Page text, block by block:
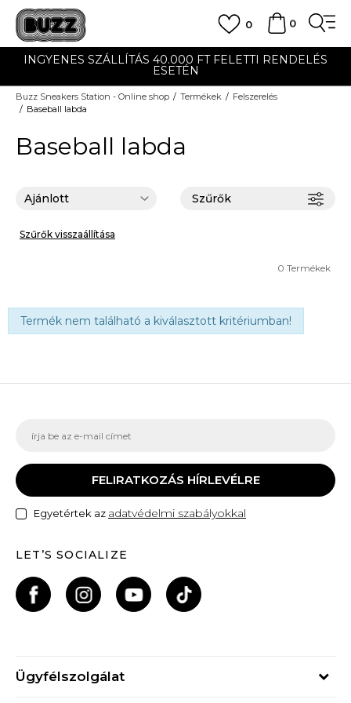
0
0
INGYENES SZÁLLÍTÁS 40.000 FT FELETTI RENDELÉS
ESETÉN
Buzz Sneakers Station - Online shop Termékek
Felszerelés
Baseball labda
Baseball labda
Szűrők
Szűrők visszaállítása
0 Termékek
Termék nem található a kiválasztott kritériumban!
FELIRATKOZÁS HÍRLEVÉLRE
Egyetértek az adatvédelmi szabályokkal
LET’S SOCIALIZE
Ügyfélszolgálat